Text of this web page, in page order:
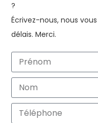
?
Écrivez-nous, nous
délais. Merci.